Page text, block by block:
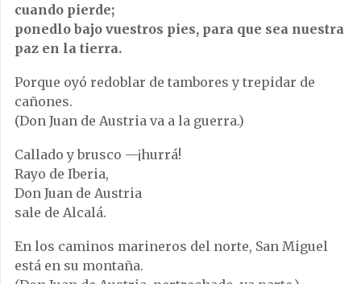
cuando pierde;
ponedlo bajo vuestros pies, para que sea nuestra
paz en la tierra.
Porque oyó redoblar de tambores y trepidar de
cañones.
(Don Juan de Austria va a la guerra.)
Callado y brusco —¡hurrá!
Rayo de Iberia,
Don Juan de Austria
sale de Alcalá.
En los caminos marineros del norte, San Miguel
está en su montaña.